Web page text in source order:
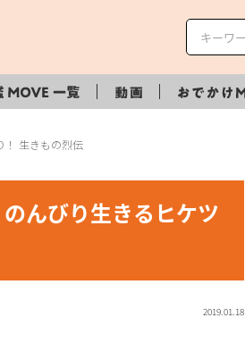
！ 生きもの烈伝
んびり生きるヒケツ
2019.01.18